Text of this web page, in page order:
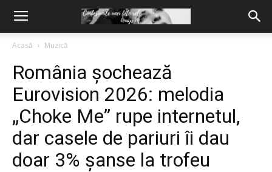
Acasă Muzică
România șochează
Eurovision 2026: melodia
„Choke Me” rupe internetul,
dar casele de pariuri îi dau
doar 3% șanse la trofeu